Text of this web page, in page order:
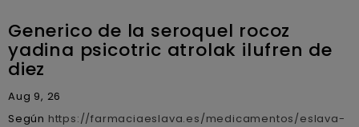
Generico de la seroquel rocoz
yadina psicotric atrolak ilufren de
diez
Aug 9, 26
Según https://farmaciaeslava.es/medicamentos/eslava-